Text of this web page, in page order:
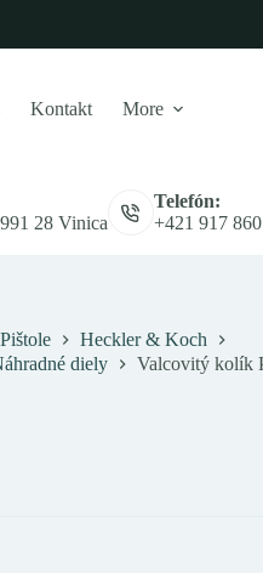
Kontakt More
28 Vinica
Telefón:
+421 917
Pištole
Heckler & Koch
diely Valcovitý kolík